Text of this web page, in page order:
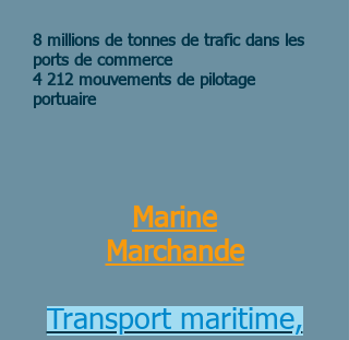
8 millions de tonnes de trafic dans les
ports de commerce
4 212 mouvements de pilotage
portuaire
Marine
Marchande
Transport maritime,